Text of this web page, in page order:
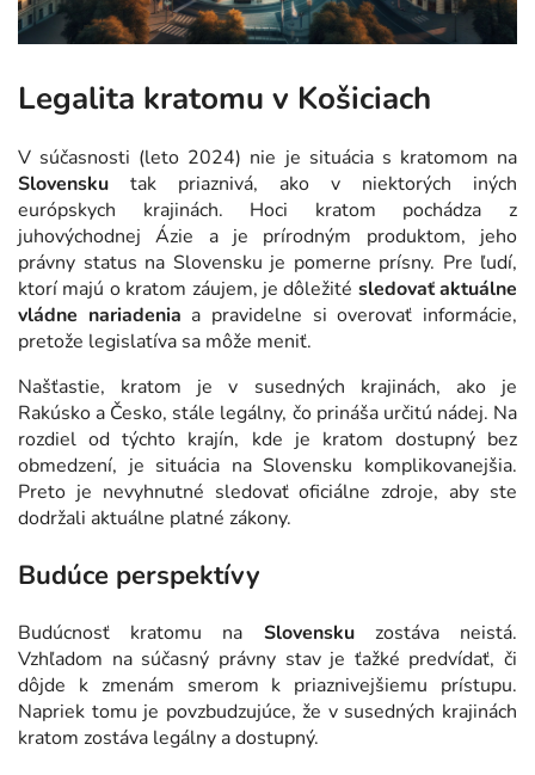
Legalita kratomu v Košiciach
V súčasnosti (leto 2024) nie je situácia s kratomom na
Slovensku tak priaznivá, ako v niektorých iných
európskych krajinách. Hoci kratom pochádza z
juhovýchodnej Ázie a je prírodným produktom, jeho
právny status na Slovensku je pomerne prísny. Pre ľudí,
ktorí majú o kratom záujem, je dôležité sledovať aktuálne
vládne nariadenia a pravidelne si overovať informácie,
pretože legislatíva sa môže meniť.
Našťastie, kratom je v susedných krajinách, ako je
Rakúsko a Česko, stále legálny, čo prináša určitú nádej. Na
rozdiel od týchto krajín, kde je kratom dostupný bez
obmedzení, je situácia na Slovensku komplikovanejšia.
Preto je nevyhnutné sledovať oficiálne zdroje, aby ste
dodržali aktuálne platné zákony.
Budúce perspektívy
Budúcnosť kratomu na Slovenskuzostáva neistá.
Vzhľadom na súčasný právny stav je ťažké predvídať, či
dôjde k zmenám smerom k priaznivejšiemu prístupu.
Napriek tomu je povzbudzujúce, že v susedných krajinách
kratom zostáva legálny a dostupný.